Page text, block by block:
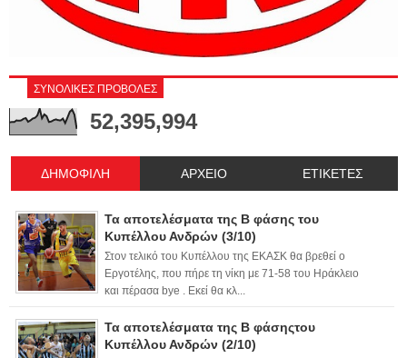
ΣΥΝΟΛΙΚΕΣ ΠΡΟΒΟΛΕΣ
52,395,994
ΔΗΜΟΦΙΛΗ ΑΡΧΕΙΟ ΕΤΙΚΕΤΕΣ
Τα αποτελέσματα της Β φάσης του
Κυπέλλου Ανδρών (3/10)
Στον τελικό του Κυπέλλου της ΕΚΑΣΚ θα βρεθεί ο
Εργοτέλης, που πήρε τη νίκη με 71-58 του Ηράκλειο
και πέρασα bye . Εκεί θα κλ...
Τα αποτελέσματα της Β φάσηςτου
Κυπέλλου Ανδρών (2/10)